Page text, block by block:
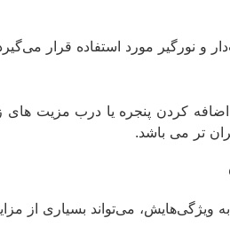
و نورگیر مورد استفاده قرار
کردن پنجره یا درب مزیت های
تر می باشد.
می‌تواند بسیاری از مزایا